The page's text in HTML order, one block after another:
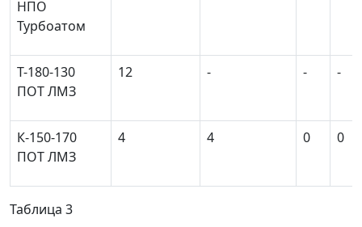
НПО
Турбоатом
Т-180-130
ПОТ ЛМЗ
12 - - -
К-150-170
ПОТ ЛМЗ
4 4 0 0
Таблица 3